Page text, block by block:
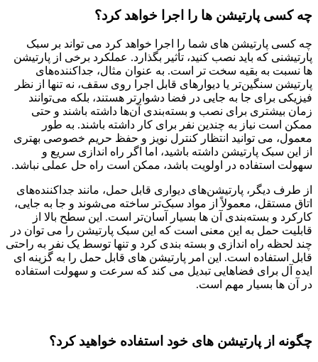
چه کسی پارتیشن ها را اجرا خواهد کرد؟
چه کسی پارتیشن های شما را اجرا خواهد کرد می تواند بر سبک
پارتیشنی که باید نصب کنید، تأثیر بگذارد. عملکرد برخی از پارتیشن
ها نسبت به بقیه سخت تر است. به عنوان مثال، جداکننده‌های
پارتیشن سنگین‌تر یا دیوارهای قابل اجرا روی سقف، نه تنها از نظر
فیزیکی برای جا به جایی در فضا دشوارتر هستند، بلکه می‌توانند
زمان بیشتری برای نصب و بسته‌بندی آن‌ها داشته باشند و حتی
ممکن است نیاز به چندین نفر برای کار داشته باشند. به طور
معمول، می توانید انتظار کنترل نویز و حفظ حریم خصوصی بهتری
از این سبک پارتیشن داشته باشید، اما اگر راه اندازی سریع و
سهولت استفاده در اولویت باشد، ممکن است راه حل عملی نباشد.
از طرف دیگر، پارتیشن‌های دیواری قابل حمل، مانند جداکننده‌های
اتاق مستقل، معمولاً از مواد سبک‌تر ساخته می‌شوند و جا به‌ جایی،
کارکرد و بسته‌بندی آن ها بسیار آسان‌تر است. این سطح بالا از
قابلیت حمل به این معنی است که این سبک پارتیشن را می توان در
چند لحظه راه اندازی و بسته بندی کرد و تنها توسط یک نفر به راحتی
قابل استفاده است. این امر پارتیشن های قابل حمل را به گزینه ای
ایده آل برای فضاهایی تبدیل می کند که سرعت و سهولت استفاده
در آن ها بسیار مهم است.
چگونه از پارتیشن های خود استفاده خواهید کرد؟